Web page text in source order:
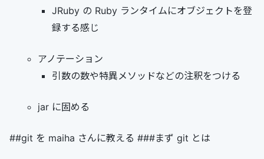
JRuby の Ruby ランタイムにオブジェクトを登
録する感じ
アノテーション
引数の数や特異メソッドなどの注釈をつける
jar に固める
##git を maiha さんに教える ###まず git とは